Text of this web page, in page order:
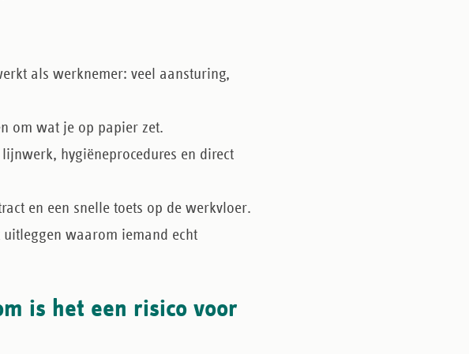
als werknemer: veel aansturing,
om wat je op papier zet.
hygiëneprocedures en direct
en een snelle toets op de werkvloer.
uitleggen waarom iemand echt
is het een risico voor